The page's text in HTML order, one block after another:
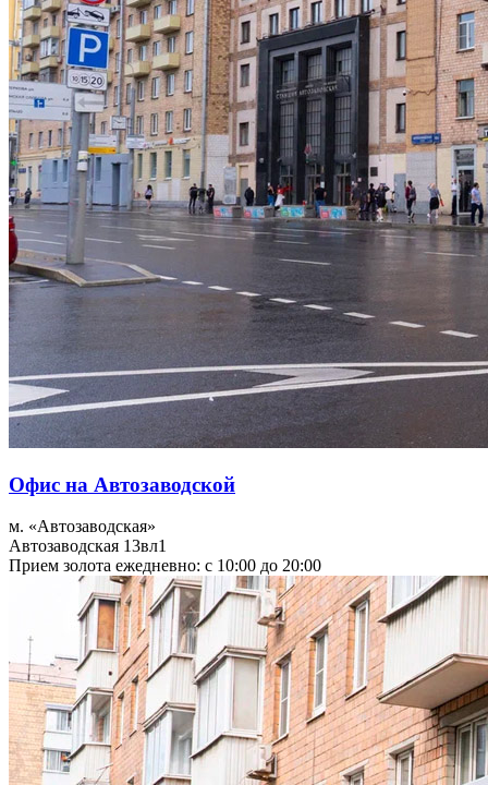
Офис на Автозаводской
м. «Автозаводская»
Автозаводская 13вл1
Прием золота ежедневно: с 10:00 до 20:00